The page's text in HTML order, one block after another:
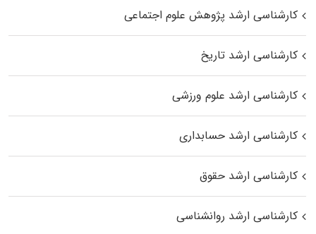
کارشناسی ارشد پژوهش علوم اجتماعی
کارشناسی ارشد تاریخ
کارشناسی ارشد علوم ورزشی
کارشناسی ارشد حسابداری
کارشناسی ارشد حقوق
کارشناسی ارشد روانشناسی